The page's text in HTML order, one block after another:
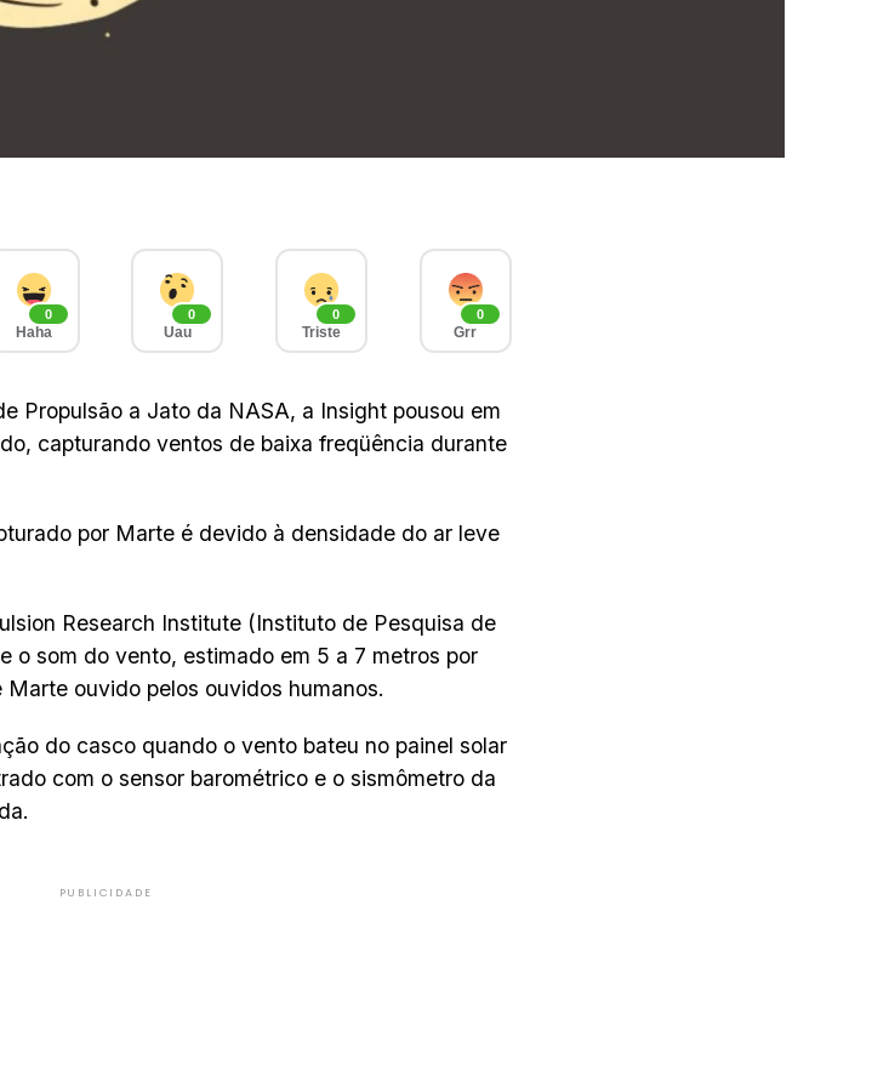
0
Haha
0
Uau
0
Triste
0
Grr
Propulsão a Jato da NASA, a Insight pousou em
capturando ventos de baixa freqüência durante
por Marte é devido à densidade do ar leve
Research Institute (Instituto de Pesquisa de
o som do vento, estimado em 5 a 7 metros por
ouvido pelos ouvidos humanos.
do casco quando o vento bateu no painel solar
com o sensor barométrico e o sismômetro da
PUBLICIDADE